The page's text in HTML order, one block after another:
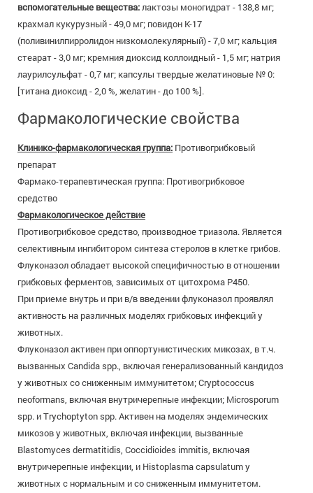
вспомогательные вещества:лактозы моногидрат - 138,8 мг;
крахмал кукурузный - 49,0 мг; повидон К-17
(поливинилпирролидон низкомолекулярный) - 7,0 мг; кальция
стеарат - 3,0 мг; кремния диоксид коллоидный - 1,5 мг; натрия
лаурилсульфат - 0,7 мг; капсулы твердые желатиновые № 0:
[титана диоксид - 2,0 %, желатин - до 100 %].
Фармакологические свойства
Клинико-фармакологическая группа: Противогрибковый
препарат
Фармако-терапевтическая группа: Противогрибковое
средство
Фармакологическое действие
Противогрибковое средство, производное триазола. Является
селективным ингибитором синтеза стеролов в клетке грибов.
Флуконазол обладает высокой специфичностью в отношении
грибковых ферментов, зависимых от цитохрома P450.
При приеме внутрь и при в/в введении флуконазол проявлял
активность на различных моделях грибковых инфекций у
животных.
Флуконазол активен при оппортунистических микозах, в т.ч.
вызванных Candida spp., включая генерализованный кандидоз
у животных со сниженным иммунитетом; Cryptococcus
neoformans, включая внутричерепные инфекции; Microsporum
spp. и Trychoptyton spp. Активен на моделях эндемических
микозов у животных, включая инфекции, вызванные
Blastomyces dermatitidis, Coccidioides immitis, включая
внутричерепные инфекции, и Histoplasma capsulatum у
животных с нормальным и со сниженным иммунитетом.